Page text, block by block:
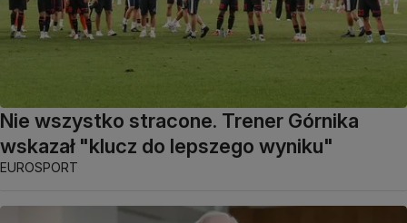
Nie wszystko stracone. Trener Górnika
wskazał "klucz do lepszego wyniku"
EUROSPORT